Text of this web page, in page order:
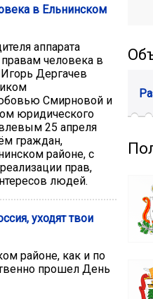
в Ельнинском
аппарата
человека в
Дергачев
Смирновой и
юридического
25 апреля
граждан,
районе, с
прав,
людей.
уходят твои
районе, как и по
прошел День